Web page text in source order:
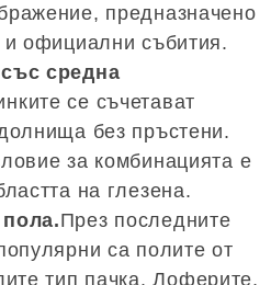
предназначено
официални събития.
средна
се съчетават
без пръстени.
за комбинацията е
на глезена.
През последните
са полите от
тип пачка. Лоферите,